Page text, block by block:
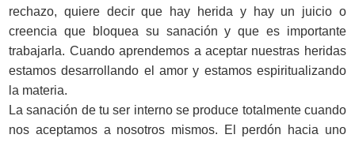
rechazo, quiere decir que hay herida y hay un juicio o
creencia que bloquea su sanación y que es importante
trabajarla. Cuando aprendemos a aceptar nuestras heridas
estamos desarrollando el amor y estamos espiritualizando
la materia.
La sanación de tu ser interno se produce totalmente cuando
nos aceptamos a nosotros mismos. El perdón hacia uno